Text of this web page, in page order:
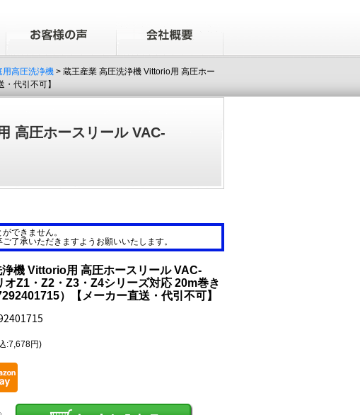
用高圧洗浄機 > 蔵王産業 高圧洗浄機 Vittorio用 高圧ホー
代引不可】
高圧ホースリール VAC-
できません。
了承いただきますようお願いいたします。
機 Vittorio用 高圧ホースリール VAC-
オZ1・Z2・Z3・Z4シリーズ対応 20m巻き
）【メーカー直送・代引不可】
:7,678円)